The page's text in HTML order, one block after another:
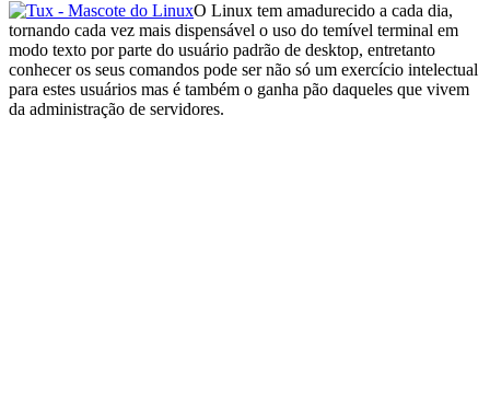
O Linux tem amadurecido a cada dia,
tornando cada vez mais dispensável o uso do temível terminal em
modo texto por parte do usuário padrão de desktop, entretanto
conhecer os seus comandos pode ser não só um exercício intelectual
para estes usuários mas é também o ganha pão daqueles que vivem
da administração de servidores.